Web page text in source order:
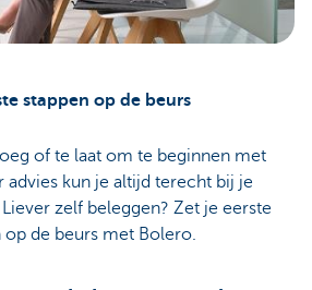
stappen op de beurs
of te laat om te beginnen met
advies kun je altijd terecht bij je
zelf beleggen? Zet je eerste
op de beurs met Bolero.